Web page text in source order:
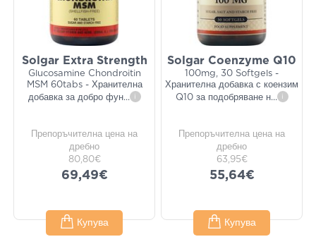
Solgar Extra Strength
Glucosamine Chondroitin
MSM 60tabs - Хранителна
добавка за добро фун... i
Препоръчителна цена на
дребно
80,80€
69,49€
Купува
Solgar Coenzyme Q10
100mg, 30 Softgels -
Хранителна добавка с коензим
Q10 за подобряване н... i
Препоръчителна цена на
дребно
63,95€
55,64€
Купува